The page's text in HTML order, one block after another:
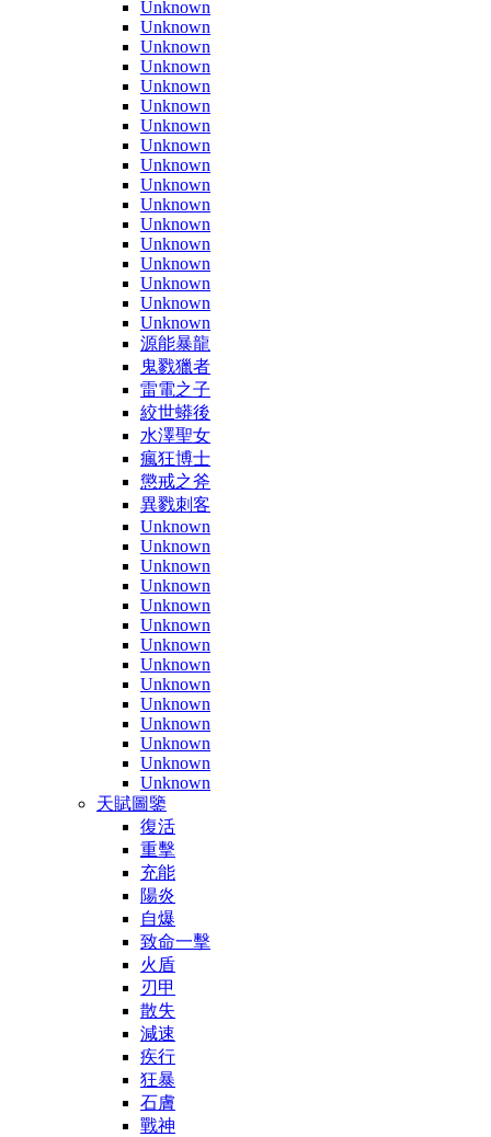
Unknown
Unknown
Unknown
Unknown
Unknown
Unknown
Unknown
Unknown
Unknown
Unknown
Unknown
Unknown
Unknown
Unknown
Unknown
Unknown
Unknown
源能暴龍
鬼戮獵者
雷電之子
絞世蟒後
水澤聖女
瘋狂博士
懲戒之斧
異戮刺客
Unknown
Unknown
Unknown
Unknown
Unknown
Unknown
Unknown
Unknown
Unknown
Unknown
Unknown
Unknown
Unknown
Unknown
天賦圖鑒
復活
重擊
充能
陽炎
自爆
致命一擊
火盾
刃甲
散失
減速
疾行
狂暴
石膚
戰神